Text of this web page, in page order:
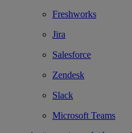
Freshworks
Jira
Salesforce
Zendesk
Slack
Microsoft Teams